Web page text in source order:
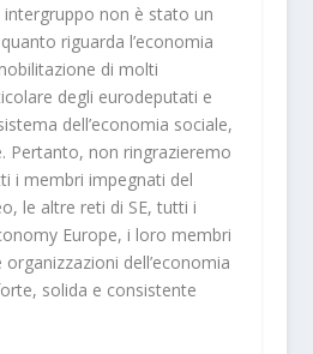
non è stato un
riguarda l’economia
di molti
degli eurodeputati e
dell’economia sociale,
Pertanto, non ringrazieremo
i membri impegnati del
le altre reti di SE, tutti i
Europe, i loro membri
dell’economia
solida e consistente